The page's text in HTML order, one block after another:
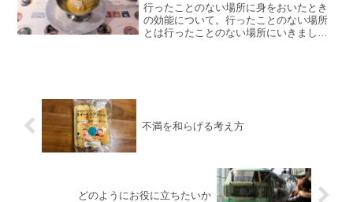
行ったことのない場所に身をおいたとき
の効能について。行ったことのない場所
とは行ったことのない場所にいきまし
不満を和らげる考え方
どのようにお役に立ちたいか